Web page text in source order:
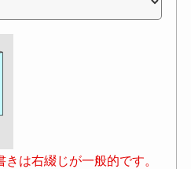
は右綴じが一般的です。